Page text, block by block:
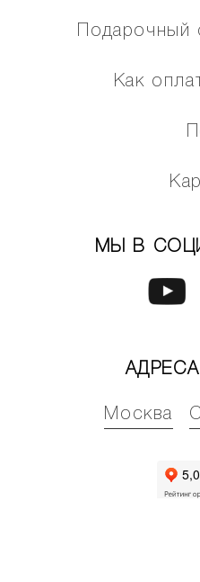
Подарочный
Как
МЫ В
Москва